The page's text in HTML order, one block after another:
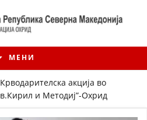
МЕНИ
Крводарителска акција во
и Методиј”-Охрид